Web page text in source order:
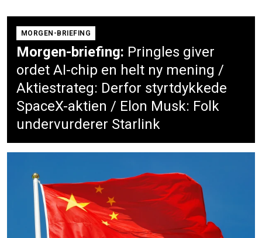
MORGEN-BRIEFING
Morgen-briefing: Pringles giver
ordet AI-chip en helt ny mening /
Aktiestrateg: Derfor styrtdykkede
SpaceX-aktien / Elon Musk: Folk
undervurderer Starlink